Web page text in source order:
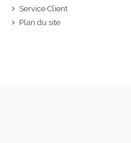
Service Client
Plan du site